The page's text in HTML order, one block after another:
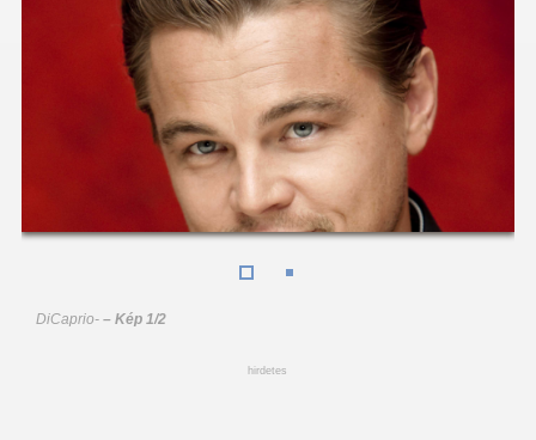
DiCaprio-– Kép 1/2
hirdetes